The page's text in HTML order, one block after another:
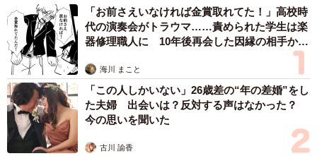
「お前さえいなければ金賞取れてた！」高校時
代の演奏会がトラウマ……責められた学生は楽
器修理職人に 10年後再会した因縁の相手から
海川 まこと
「この人しかいない」26歳差の“年の差婚”をし
た夫婦 出会いは？反対する声はなかった？
今の思いを聞いた
古川 諭香